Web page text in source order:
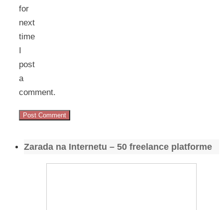
for
next
time
I
post
a
comment.
Zarada na Internetu – 50 freelance platforme